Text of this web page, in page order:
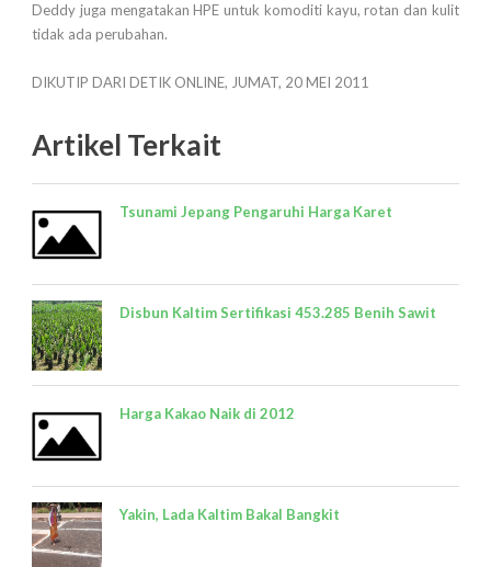
Deddy juga mengatakan HPE untuk komoditi kayu, rotan dan kulit
tidak ada perubahan.
DIKUTIP DARI DETIK ONLINE, JUMAT, 20 MEI 2011
Artikel Terkait
Tsunami Jepang Pengaruhi Harga Karet
Disbun Kaltim Sertifikasi 453.285 Benih Sawit
Harga Kakao Naik di 2012
Yakin, Lada Kaltim Bakal Bangkit